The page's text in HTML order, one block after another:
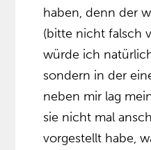
haben, denn der
(bitte nicht falsch
würde ich
sondern in der
neben mir lag
sie nicht mal
vorgestellt habe,